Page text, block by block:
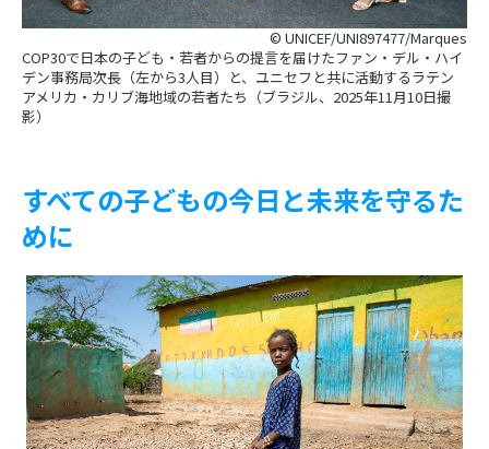
© UNICEF/UNI897477/Marques
COP30で日本の子ども・若者からの提言を届けたファン・デル・ハイ
デン事務局次長（左から3人目）と、ユニセフと共に活動するラテン
アメリカ・カリブ海地域の若者たち（ブラジル、2025年11月10日撮
影）
すべての子どもの今日と未来を守るた
めに